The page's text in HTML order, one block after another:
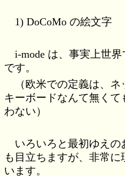
1) DoCoMo の絵文字
i-mode は、事実上世
です。
（欧米での定義は、
キーボードなんて無くて
わない）
いろいろと最初ゆえの
も目立ちますが、非常
います。